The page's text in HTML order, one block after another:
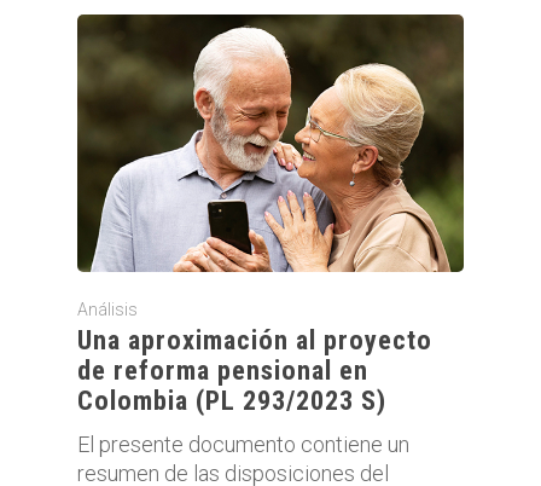
Análisis
Una aproximación al proyecto
de reforma pensional en
Colombia (PL 293/2023 S)
El presente documento contiene un
resumen de las disposiciones del